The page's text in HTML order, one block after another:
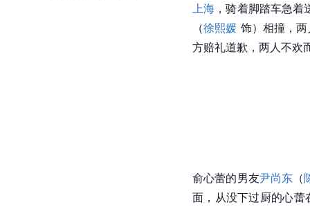
上海 ，骑着脚踏车急
（徐熙媛 饰）相撞，
方赔礼道歉，两人不欢
俞心蕾的男友尹尚东 （
面，从没下过厨的心蕾